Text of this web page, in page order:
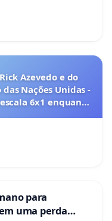
Azevedo e do
Nações Unidas -
6x1 enquanto
para
uma perda